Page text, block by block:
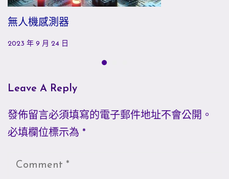
無人機感測器
2023 年 9 月 24 日
Leave A Reply
發佈留言必須填寫的電子郵件地址不會公開。
必填欄位標示為 *